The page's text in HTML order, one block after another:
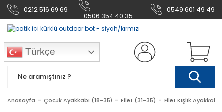
0212 516 69 69
0506 354 40 35
0549 601 49 49
Türkçe
Anasayfa Çocuk Ayakkabı (18-35) Filet (31-35) Filet Kışlık Ayakkabı